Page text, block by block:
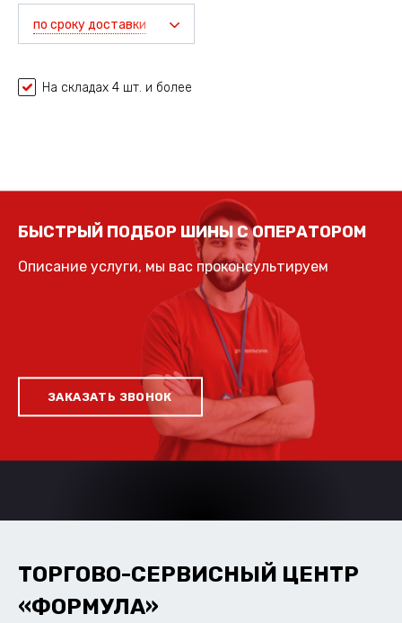
по сроку доставки
На складах 4 шт. и более
БЫСТРЫЙ ПОДБОР ШИНЫ С ОПЕРАТОРОМ
Описание услуги, мы вас проконсультируем
ЗАКАЗАТЬ ЗВОНОК
ТОРГОВО-СЕРВИСНЫЙ ЦЕНТР
«ФОРМУЛА»